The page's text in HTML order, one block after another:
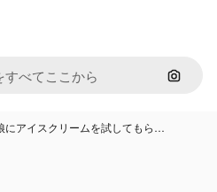
画像で
にアイスクリームを試してもら…